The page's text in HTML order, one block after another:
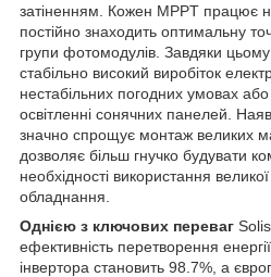
затіненням. Кожен MPPT працює
постійно знаходить оптимальну
групи фотомодулів. Завдяки
стабільно високий виробіток
нестабільних погодних умовах
освітленні сонячних панелей.
значно спрощує монтаж великих
дозволяє більш гнучко будувати
необхідності використання великої
обладнання.
Однією з ключових переваг
ефективність перетворення
інвертора становить 98.7%, а